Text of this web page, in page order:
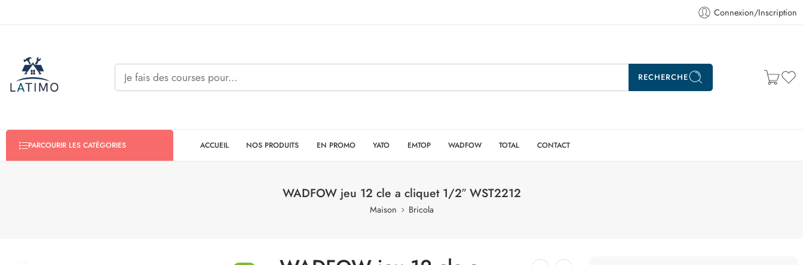
Connexion/Inscription
RECHERCHE
PARCOURIR LES CATÉGORIES ACCUEIL NOS PRODUITS EN PROMO YATO EMTOP WADFOW TOTAL CONTACT
WADFOW jeu 12 cle a cliquet 1/2″ WST2212
Maison Bricola